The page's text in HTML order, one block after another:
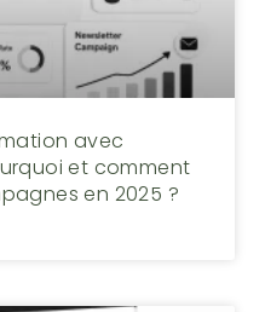
avec
et comment
en 2025 ?